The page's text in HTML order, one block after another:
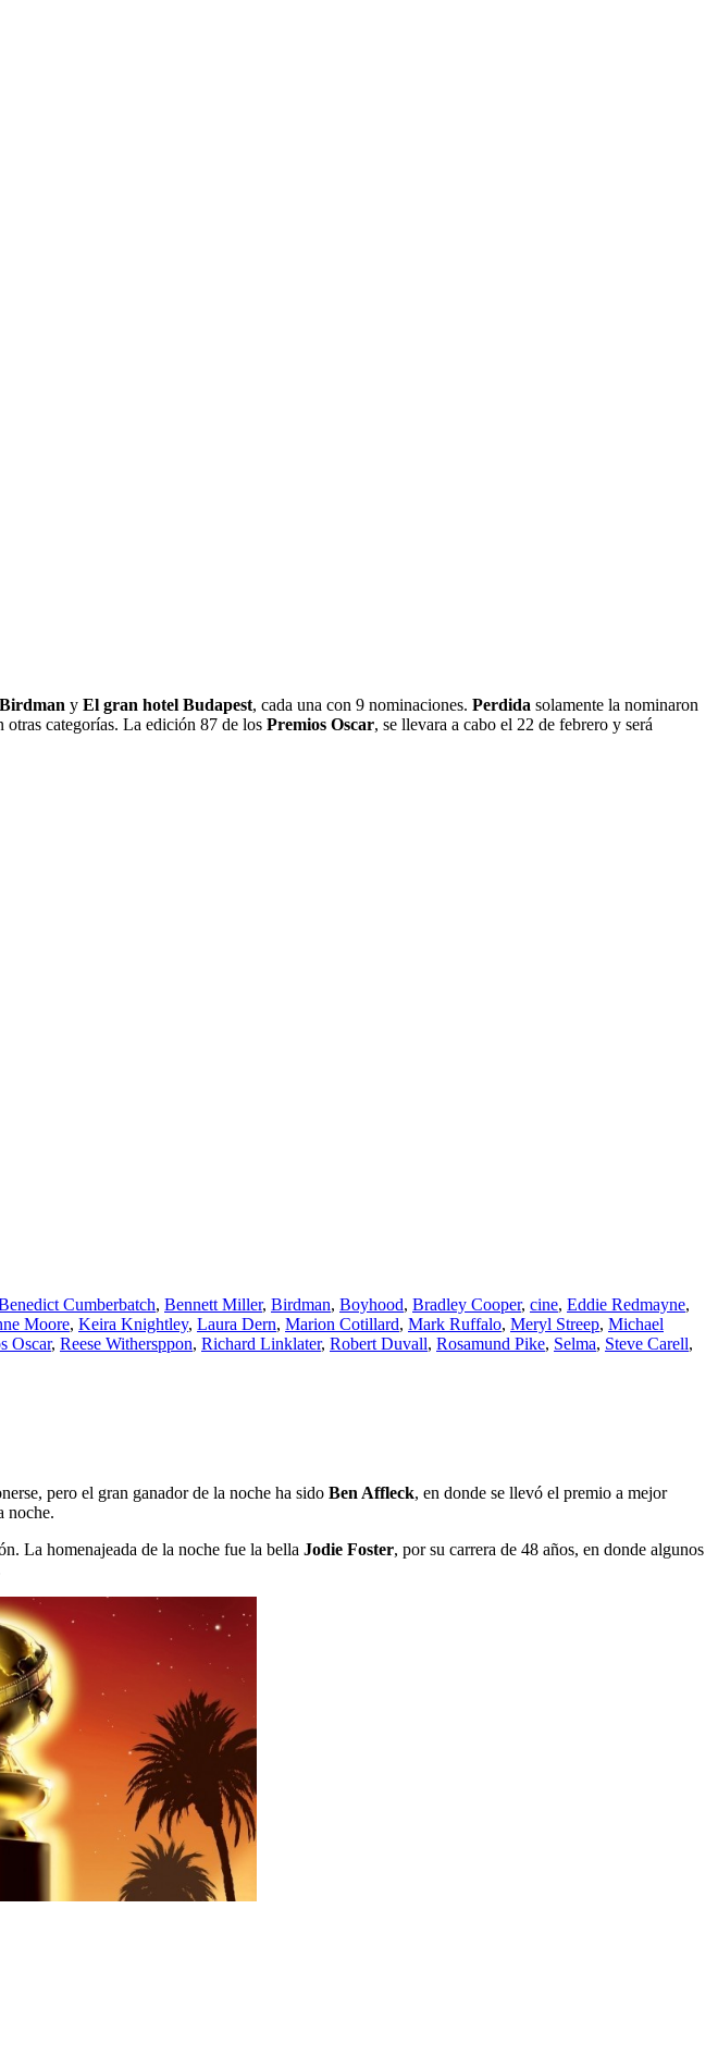
Birdman y El gran hotel Budapest, cada una con 9 nominaciones. Perdida solamente la nominaron
categorías. La edición 87 de los Premios Oscar, se llevara a cabo el 22 de febrero y será
Cumberbatch, Bennett Miller, Birdman, Boyhood, Bradley Cooper, cine, Eddie Redmayne,
Moore, Keira Knightley, Laura Dern, Marion Cotillard, Mark Ruffalo, Meryl Streep, Michael
Oscar, Reese Withersppon, Richard Linklater, Robert Duvall, Rosamund Pike, Selma, Steve Carell,
pero el gran ganador de la noche ha sido Ben Affleck, en donde se llevó el premio a mejor
noche.
La homenajeada de la noche fue la bella Jodie Foster, por su carrera de 48 años, en donde algunos